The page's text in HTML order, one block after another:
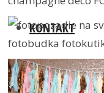
KONTAKT